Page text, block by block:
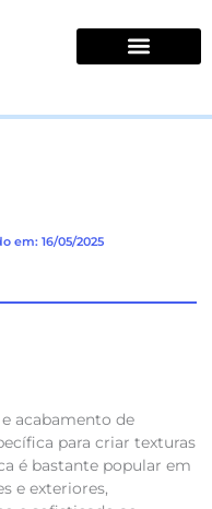
em: 16/05/2025
e acabamento de
para criar texturas
é bastante popular em
e exteriores,